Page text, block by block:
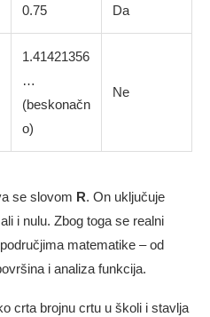
0.75 Da
1.41421356
…
(beskonačn
o)
Ne
se slovom R. On uključuje
i nulu. Zbog toga se realni
matematike – od
i analiza funkcija.
crta brojnu crtu u školi i stavlja